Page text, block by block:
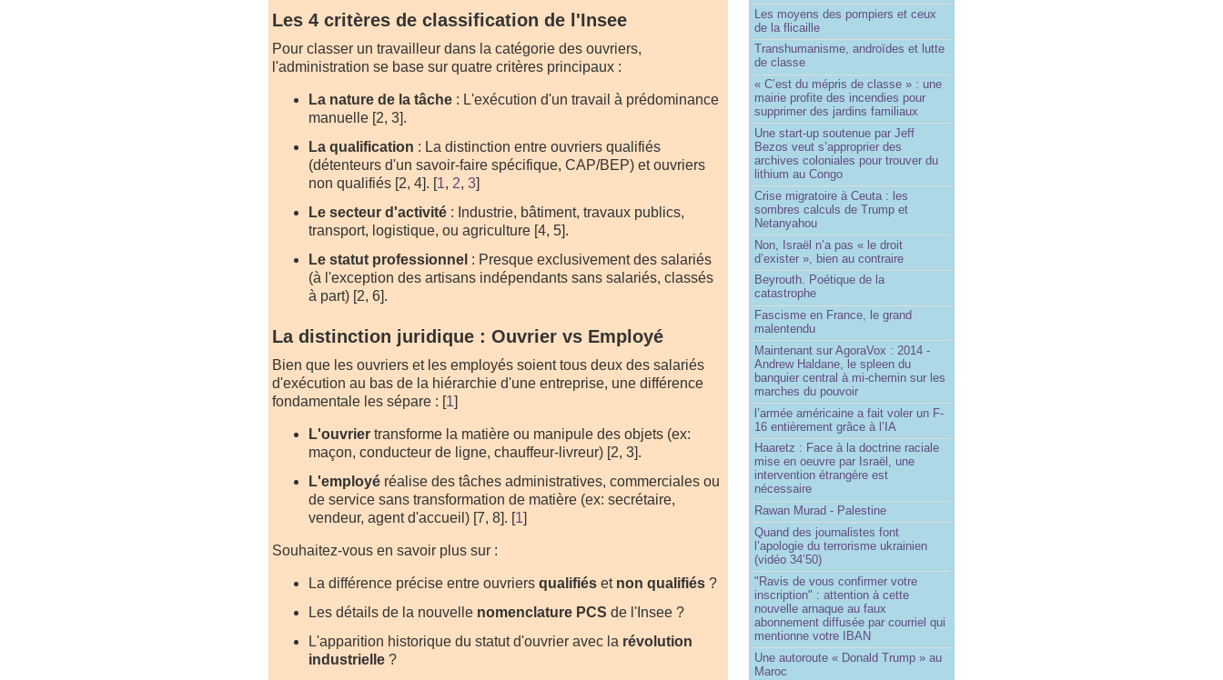
Les 4 critères de classification de l'Insee
Pour classer un travailleur dans la catégorie des ouvriers,
l'administration se base sur quatre critères principaux :
La nature de la tâche : L'exécution d'un travail à prédominance
manuelle [2, 3].
La qualification : La distinction entre ouvriers qualifiés
(détenteurs d'un savoir-faire spécifique, CAP/BEP) et ouvriers
non qualifiés [2, 4]. [1, 2, 3]
Le secteur d'activité : Industrie, bâtiment, travaux publics,
transport, logistique, ou agriculture [4, 5].
Le statut professionnel : Presque exclusivement des salariés
(à l'exception des artisans indépendants sans salariés, classés
à part) [2, 6].
La distinction juridique : Ouvrier vs Employé
Bien que les ouvriers et les employés soient tous deux des salariés
d'exécution au bas de la hiérarchie d'une entreprise, une différence
fondamentale les sépare : [1]
L'ouvrier transforme la matière ou manipule des objets (ex:
maçon, conducteur de ligne, chauffeur-livreur) [2, 3].
L'employé réalise des tâches administratives, commerciales ou
de service sans transformation de matière (ex: secrétaire,
vendeur, agent d'accueil) [7, 8]. [1]
Souhaitez-vous en savoir plus sur :
La différence précise entre ouvriers qualifiés et non qualifiés ?
Les détails de la nouvelle nomenclature PCS de l'Insee ?
L'apparition historique du statut d'ouvrier avec la révolution
industrielle ?
Les moyens des pompiers et ceux
de la flicaille
Transhumanisme, androïdes et lutte
de classe
« C’est du mépris de classe » : une
mairie profite des incendies pour
supprimer des jardins familiaux
Une start-up soutenue par Jeff
Bezos veut s’approprier des
archives coloniales pour trouver du
lithium au Congo
Crise migratoire à Ceuta : les
sombres calculs de Trump et
Netanyahou
Non, Israël n’a pas « le droit
d’exister », bien au contraire
Beyrouth. Poétique de la
catastrophe
Fascisme en France, le grand
malentendu
Maintenant sur AgoraVox : 2014 -
Andrew Haldane, le spleen du
banquier central à mi-chemin sur les
marches du pouvoir
l’armée américaine a fait voler un F-
16 entièrement grâce à l’IA
Haaretz : Face à la doctrine raciale
mise en oeuvre par Israël, une
intervention étrangère est
nécessaire
Rawan Murad - Palestine
Quand des journalistes font
l’apologie du terrorisme ukrainien
(vidéo 34’50)
"Ravis de vous confirmer votre
inscription" : attention à cette
nouvelle arnaque au faux
abonnement diffusée par courriel qui
mentionne votre IBAN
Une autoroute « Donald Trump » au
Maroc